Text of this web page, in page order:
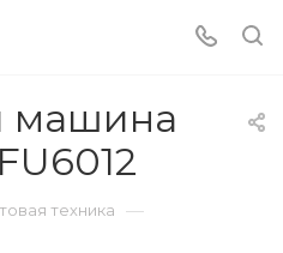
машина
техника —